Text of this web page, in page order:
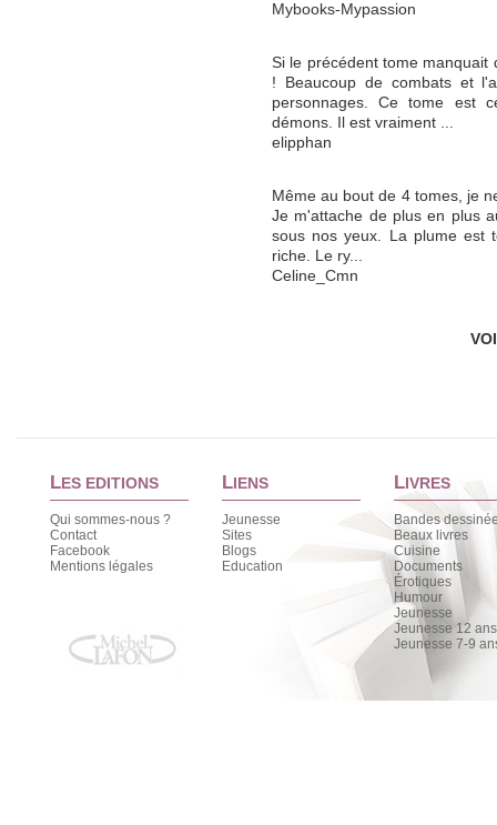
Mybooks-Mypassion
Si le précédent tome manquait
! Beaucoup de combats et
personnages. Ce tome est
démons. Il est vraiment ...
elipphan
Même au bout de 4 tomes, je
Je m'attache de plus en plus
sous nos yeux. La plume est
riche. Le ry...
Celine_Cmn
LES EDITIONS
Qui sommes-nous ?
Contact
Facebook
Mentions légales
LIENS
Jeunesse
Sites
Blogs
Education
LIVRES
Bandes
Beaux livres
Cuisine
Documents
Érotiques
Humour
Jeunesse
Jeunesse 12
Jeunesse 7-9